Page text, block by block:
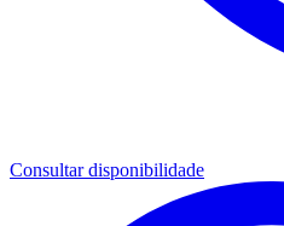
Consultar disponibilidade